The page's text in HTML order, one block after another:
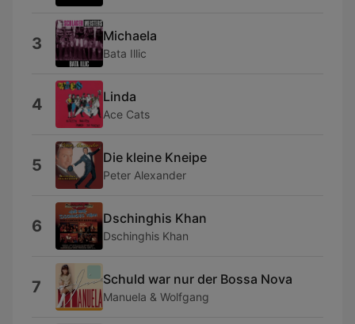
3 Michaela
Bata Illic
4 Linda
Ace Cats
5 Die kleine Kneipe
Peter Alexander
6 Dschinghis Khan
Dschinghis Khan
7 Schuld war nur der Bossa Nova
Manuela & Wolfgang